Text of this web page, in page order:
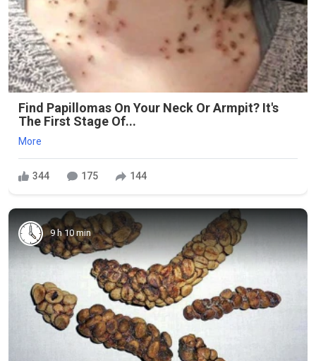
Find Papillomas On Your Neck Or Armpit? It's
The First Stage Of...
More
344 175 144
9 h 10 min